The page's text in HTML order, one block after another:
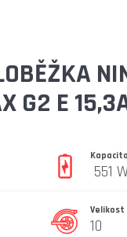
G2 E
551
Velikost
10